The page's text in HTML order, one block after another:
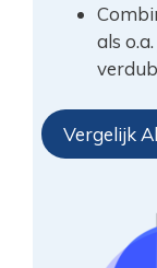
als
Vergelijk